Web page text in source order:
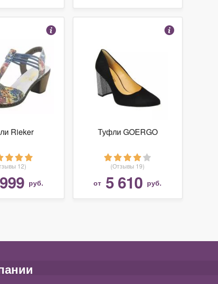
Rieker
12)
руб.
Туфли GOERGO
(Отзывы 19)
от 5 610 руб.